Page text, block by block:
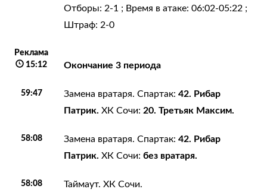
Отборы: 2-1 ; Время в атаке: 06:02-05:22 ;
Штраф: 2-0
Реклама
15:12
Окончание 3 периода
59:47 Замена вратаря. Спартак:42. Рибар
Патрик. ХК Сочи:20. Третьяк Максим.
58:08 Замена вратаря. Спартак:42. Рибар
Патрик. ХК Сочи:без вратаря.
58:08 Таймаут. ХК Сочи.